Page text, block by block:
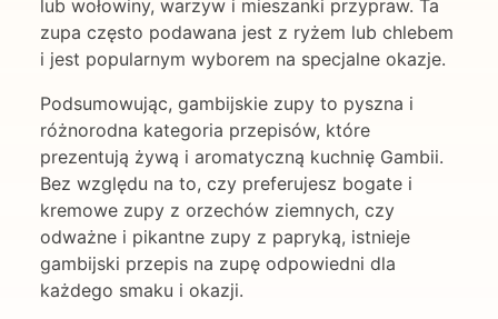
lub wołowiny, warzyw i mieszanki przypraw. Ta
zupa często podawana jest z ryżem lub chlebem
i jest popularnym wyborem na specjalne okazje.
Podsumowując, gambijskie zupy to pyszna i
różnorodna kategoria przepisów, które
prezentują żywą i aromatyczną kuchnię Gambii.
Bez względu na to, czy preferujesz bogate i
kremowe zupy z orzechów ziemnych, czy
odważne i pikantne zupy z papryką, istnieje
gambijski przepis na zupę odpowiedni dla
każdego smaku i okazji.